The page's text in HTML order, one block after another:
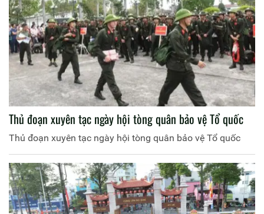
Thủ đoạn xuyên tạc ngày hội tòng quân bảo vệ Tổ quốc
Thủ đoạn xuyên tạc ngày hội tòng quân bảo vệ Tổ quốc